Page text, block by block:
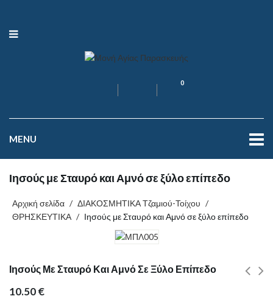
0
MENU
Ιησούς με Σταυρό και Αμνό σε ξύλο επίπεδο
Αρχική σελίδα / ΔΙΑΚΟΣΜΗΤΙΚΑ Τζαμιού-Τοίχου /
ΘΡΗΣΚΕΥΤΙΚΑ / Ιησούς με Σταυρό και Αμνό σε ξύλο επίπεδο
Ιησούς Με Σταυρό Και Αμνό Σε Ξύλο Επίπεδο
10.50€